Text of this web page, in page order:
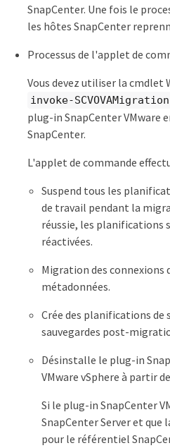
SnapCenter. Une fois le
les hôtes SnapCenter
Processus de l'applet de
Vous devez utiliser la cmdlet
invoke-SCVOVAMigration
plug-in SnapCenter VMware
SnapCenter.
L'applet de commande
Suspend tous les
de travail pendant la
réussie, les
réactivées.
Migration des connexions
métadonnées.
Crée des planifications de
sauvegardes post-
Désinstalle le plug-in
VMware vSphere à partir
Si le plug-in SnapCenter
SnapCenter Server et
pour le référentiel